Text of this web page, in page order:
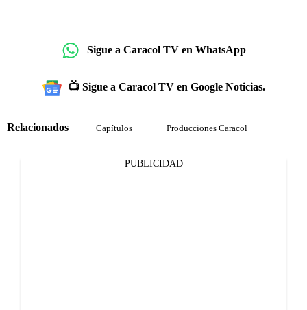
Sigue a Caracol TV en WhatsApp
📺 Sigue a Caracol TV en Google Noticias.
Relacionados Capítulos Producciones Caracol
PUBLICIDAD